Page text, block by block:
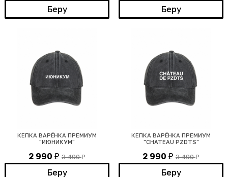
Беру Беру
КЕПКА ВАРЁНКА ПРЕМИУМ
"ИЮНИКУМ"
2 990 ₽ 3 490₽
Беру
КЕПКА ВАРЁНКА ПРЕМИУМ
"CHATEAU PZDTS"
2 990 ₽ 3 490₽
Беру